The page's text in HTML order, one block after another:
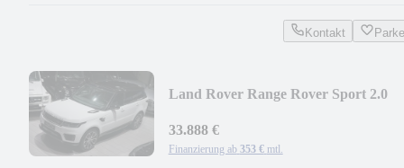
Kontakt
Land Rover Range Rover Sport 2.0
33.888 €
Finanzierung ab 353 € mtl.